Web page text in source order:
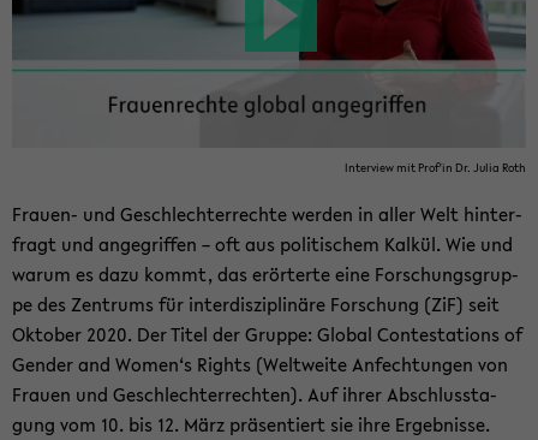
In­ter­view mit Prof'in Dr. Julia Roth
Frauen-​ und Ge­schlech­ter­rech­te wer­den in aller Welt hin­ter­
fragt und an­ge­grif­fen – oft aus po­li­ti­schem Kal­kül. Wie und
warum es dazu kommt, das er­ör­ter­te eine For­schungs­grup­
pe des Zen­trums für in­ter­dis­zi­pli­nä­re For­schung (ZiF) seit
Ok­to­ber 2020. Der Titel der Grup­pe: Glo­bal Con­te­sta­ti­ons of
Gen­der and Women‘s Rights (Welt­wei­te An­fech­tun­gen von
Frau­en und Ge­schlech­ter­rech­ten). Auf ihrer Ab­schluss­ta­
gung vom 10. bis 12. März prä­sen­tiert sie ihre Er­geb­nis­se.